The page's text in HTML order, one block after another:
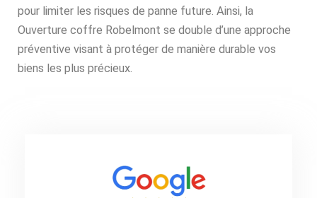
pour limiter les risques de panne future. Ainsi, la
Ouverture coffre Robelmont se double d’une approche
préventive visant à protéger de manière durable vos
biens les plus précieux.